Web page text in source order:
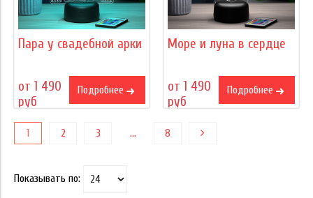
Пара у свадебной арки
от 1 490
руб
Подробнее
Море и луна в сердце
от 1 490
руб
Подробнее
1 2 3 … 8
Показывать по: